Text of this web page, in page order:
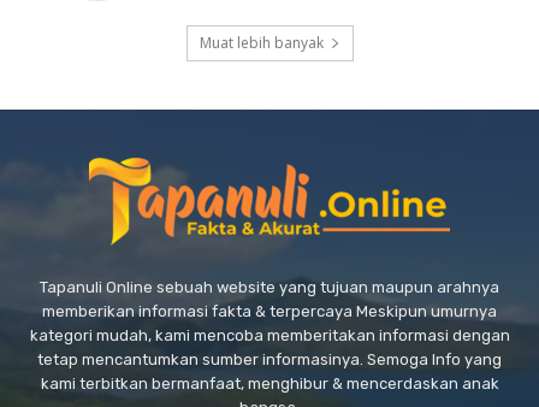
Muat lebih banyak
Tapanuli Online sebuah website yang tujuan maupun arahnya
memberikan informasi fakta & terpercaya Meskipun umurnya
kategori mudah, kami mencoba memberitakan informasi dengan
tetap mencantumkan sumber informasinya. Semoga Info yang
kami terbitkan bermanfaat, menghibur & mencerdaskan anak